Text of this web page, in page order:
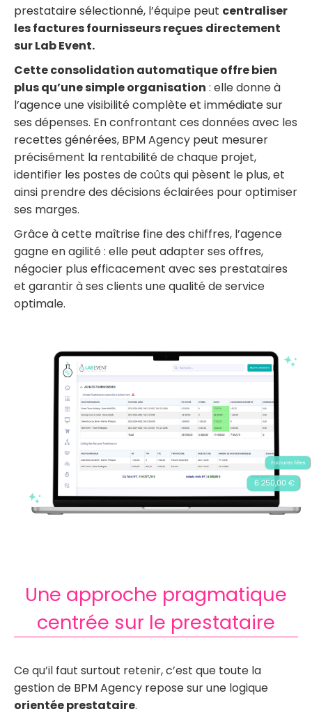
prestataire sélectionné, l’équipe peut centraliser
les factures fournisseurs reçues directement
sur Lab Event.
Cette consolidation automatique offre bien
plus qu’une simple organisation : elle donne à
l’agence une visibilité complète et immédiate sur
ses dépenses. En confrontant ces données avec les
recettes générées, BPM Agency peut mesurer
précisément la rentabilité de chaque projet,
identifier les postes de coûts qui pèsent le plus, et
ainsi prendre des décisions éclairées pour optimiser
ses marges.
Grâce à cette maîtrise fine des chiffres, l’agence
gagne en agilité : elle peut adapter ses offres,
négocier plus efficacement avec ses prestataires
et garantir à ses clients une qualité de service
optimale.
Une approche pragmatique
centrée sur le prestataire
Ce qu’il faut surtout retenir, c’est que toute la
gestion de BPM Agency repose sur une logique
orientée prestataire.